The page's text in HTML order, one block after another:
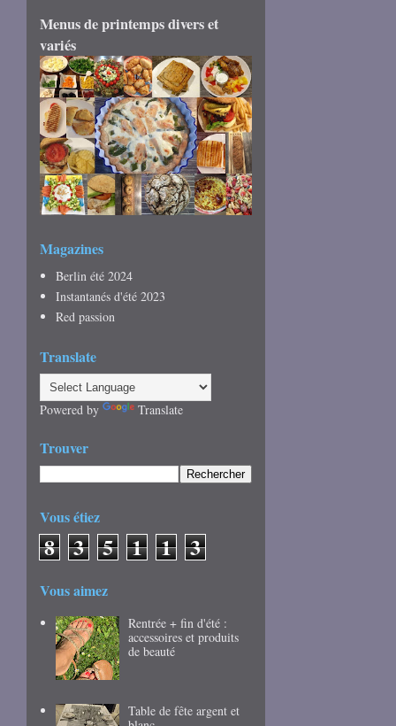
Menus de printemps divers et
variés
Magazines
Berlin été 2024
Instantanés d'été 2023
Red passion
Translate
Powered by Translate
Trouver
Vous étiez
8 3 5 1 1 3
Vous aimez
Rentrée + fin d'été :
accessoires et produits
de beauté
Table de fête argent et